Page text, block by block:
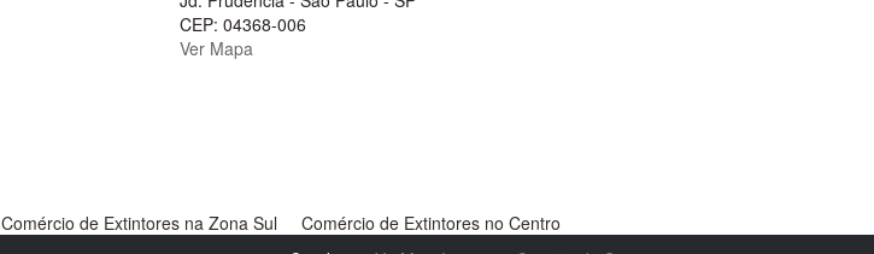
CEP: 04368-006
Ver Mapa
Comércio de Extintores na Zona Sul
Comércio de Extintores no Centro